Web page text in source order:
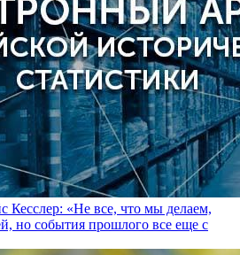
«Не все, что мы делаем,
но события прошлого все еще с